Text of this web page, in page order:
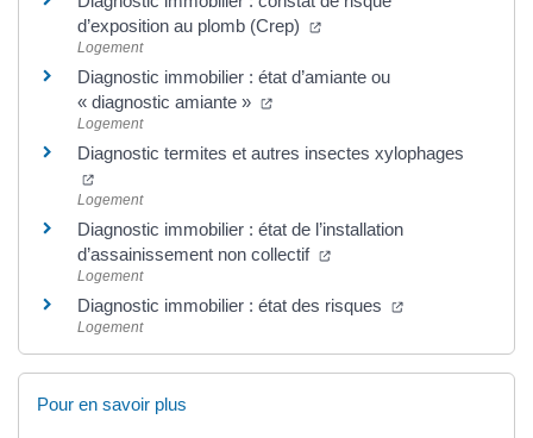
d’exposition au plomb (Crep)
(ouverture dans un nouvel
Logement
Diagnostic immobilier : état d’amiante ou
« diagnostic amiante »
(ouverture dans un nouvel onglet)
Logement
Diagnostic termites et autres insectes xylophages
(ouverture dans un nouvel onglet)
Logement
Diagnostic immobilier : état de l’installation
d’assainissement non collectif
(ouverture dans un
Logement
Diagnostic immobilier : état des risques (ouverture dans
Logement
Pour en savoir plus